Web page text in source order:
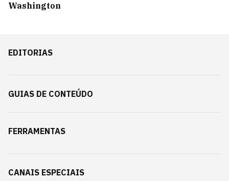
Washington
EDITORIAS
GUIAS DE CONTEÚDO
FERRAMENTAS
CANAIS ESPECIAIS